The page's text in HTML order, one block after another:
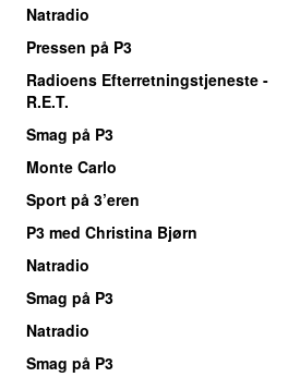
Natradio
Pressen på P3
Radioens Efterretningstjeneste -
R.E.T.
Smag på P3
Monte Carlo
Sport på 3’eren
P3 med Christina Bjørn
Natradio
Smag på P3
Natradio
Smag på P3